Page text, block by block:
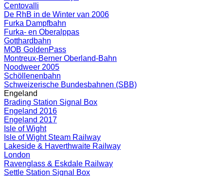
Centovalli
De RhB in de Winter van 2006
Furka Dampfbahn
Furka- en Oberalppas
Gotthardbahn
MOB GoldenPass
Montreux-Berner Oberland-Bahn
Noodweer 2005
Schöllenenbahn
Schweizerische Bundesbahnen (SBB)
Engeland
Brading Station Signal Box
Engeland 2016
Engeland 2017
Isle of Wight
Isle of Wight Steam Railway
Lakeside & Haverthwaite Railway
London
Ravenglass & Eskdale Railway
Settle Station Signal Box